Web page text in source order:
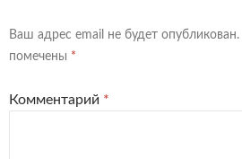
Ваш адрес email не будет опубликован.
помечены *
Комментарий *